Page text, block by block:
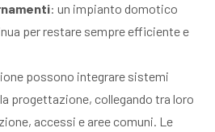
: un impianto domotico
per restare sempre efficiente e
possono integrare sistemi
progettazione, collegando tra loro
accessi e aree comuni. Le